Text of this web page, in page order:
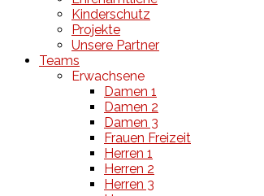
Kinderschutz
Projekte
Unsere Partner
Teams
Erwachsene
Damen 1
Damen 2
Damen 3
Frauen Freizeit
Herren 1
Herren 2
Herren 3